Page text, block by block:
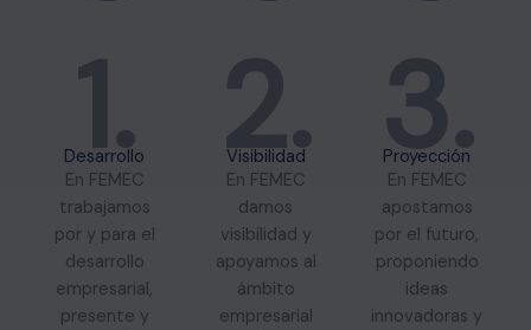
1.
Desarrollo
En FEMEC
trabajamos
por y para el
desarrollo
empresarial,
presente y
2.
Visibilidad
En FEMEC
damos
visibilidad y
apoyamos al
ámbito
empresarial
3.
Proyección
En FEMEC
apostamos
por el futuro,
proponiendo
ideas
innovadoras y